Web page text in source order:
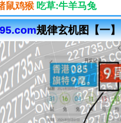
鼠鸡猴 吃草:牛羊马兔
规律玄机图【一】